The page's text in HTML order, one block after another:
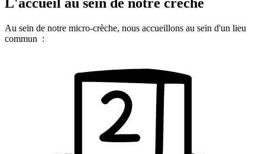
Au sein de notre micro-crèche, nous accueillons au sein d'un lieu
commun :